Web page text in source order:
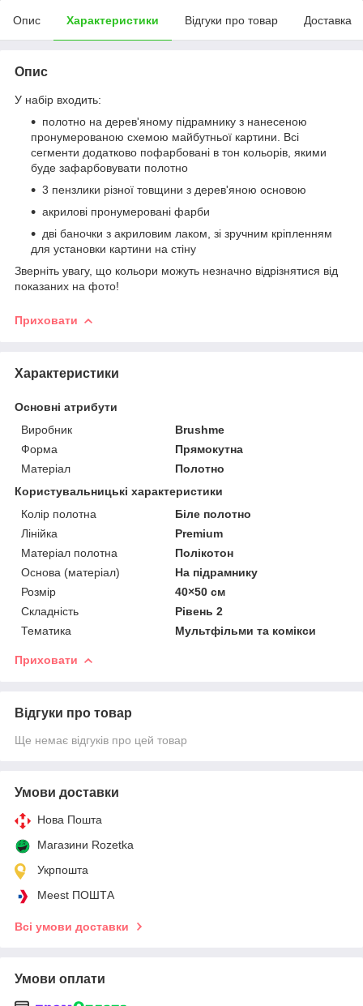
Опис Характеристики Відгуки про товар Доставка
Опис
У набір входить:
полотно на дерев'яному підрамнику з нанесеною
пронумерованою схемою майбутньої картини. Всі
сегменти додатково пофарбовані в тон кольорів, якими
буде зафарбовувати полотно
3 пензлики різної товщини з дерев'яною основою
акрилові пронумеровані фарби
дві баночки з акриловим лаком, зі зручним кріпленням
для установки картини на стіну
Зверніть увагу, що кольори можуть незначно відрізнятися від
показаних на фото!
Приховати
Характеристики
Основні атрибути
Виробник
Brushme
Форма
Прямокутна
Матеріал
Полотно
Користувальницькі характеристики
Колір полотна
Біле полотно
Лінійка
Premium
Матеріал полотна
Полікотон
Основа (матеріал)
На підрамнику
Розмір
40×50 см
Складність
Рівень 2
Тематика
Мультфільми та комікси
Приховати
Відгуки про товар
Ще немає відгуків про цей товар
Умови доставки
Нова Пошта
Магазини Rozetka
Укрпошта
Meest ПОШТА
Всі умови доставки
Умови оплати